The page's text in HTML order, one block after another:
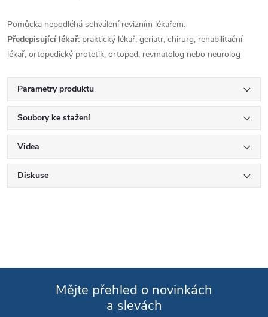
Pomůcka nepodléhá schválení revizním lékařem.
Předepisující lékař: praktický lékař, geriatr, chirurg, rehabilitační
lékař, ortopedický protetik, ortoped, revmatolog nebo neurolog
Parametry produktu
Soubory ke stažení
Videa
Diskuse
Mějte přehled o novinkách
a slevách